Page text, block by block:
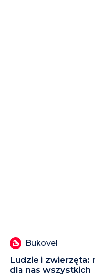
Bukovel
Ludzie i zwierzęta:
dla nas wszystkich